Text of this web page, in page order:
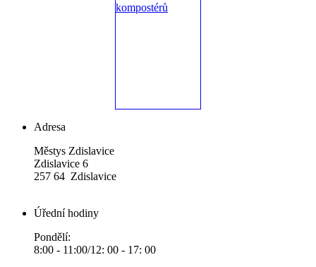
Adresa
Městys Zdislavice
Zdislavice 6
257 64 Zdislavice
Úřední hodiny
Pondělí:
8:00 - 11:00/12: 00 - 17: 00